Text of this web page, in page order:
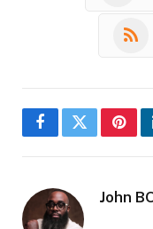
FacebookTwitter
John